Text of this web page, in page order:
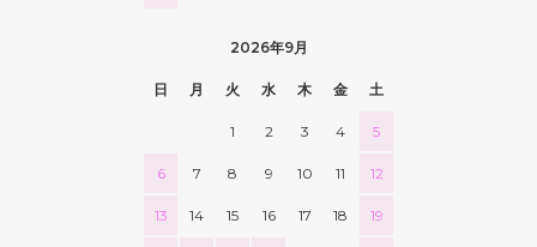
2026年9月
日 月 火 水 木 金 土
1 2 3 4 5
6 7 8 9 10 11 12
13 14 15 16 17 18 19